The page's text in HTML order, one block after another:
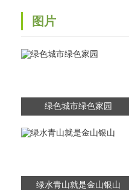
定
图片
绿色城市绿色家园
绿水青山就是金山银山